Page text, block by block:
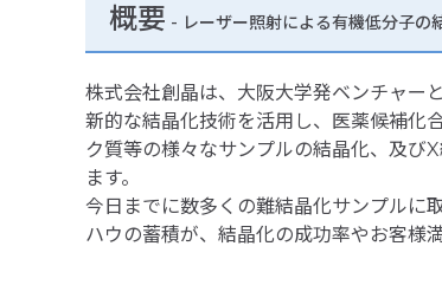
概要 - レーザー照射による有機低分子の
株式会社創晶は、大阪大学発ベンチャー
新的な結晶化技術を活用し、医薬候補化
ク質等の様々なサンプルの結晶化、及び
ます。
今日までに数多くの難結晶化サンプルに
ハウの蓄積が、結晶化の成功率やお客様